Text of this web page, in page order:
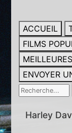
ACCUEIL
FILMS
ENVOYER
Harley